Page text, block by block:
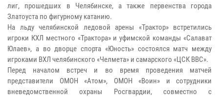
лиг, прошедших в Челябинске, а также первенства города
Златоуста по фигурному катанию.
На льду челябинской ледовой арены «Трактор» встретились
игроки КХЛ местного «Трактора» и уфимской команды «Салават
Юлаев», а во дворце спорта «Юность» состоялся матч между
игроками ВХЛ челябинского «Челмета» и самарского «ЦСК ВВС».
Перед началом встреч и во время проведения матчей
представители ОМОН «Атом», ОМОН «Воин» и сотрудники
вневедомственной охраны Росгвардии, совместно с